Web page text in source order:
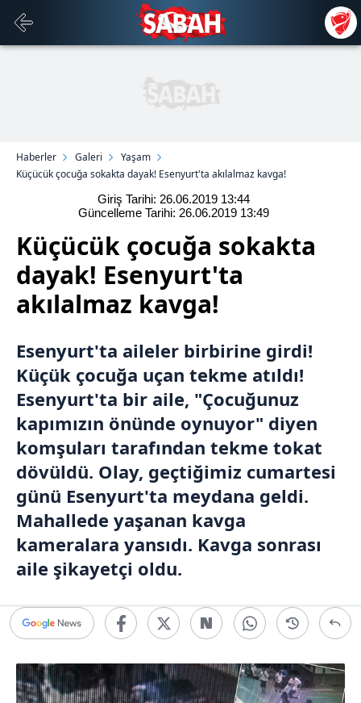
Haberler Galeri
Yaşam
Küçücük çocuğa sokakta dayak! Esenyurt'ta akılalmaz kavga!
Giriş Tarihi: 26.06.2019 13:44
Güncelleme Tarihi: 26.06.2019 13:49
Küçücük çocuğa sokakta
dayak! Esenyurt'ta
akılalmaz kavga!
Esenyurt'ta aileler birbirine girdi!
Küçük çocuğa uçan tekme atıldı!
Esenyurt'ta bir aile, "Çocuğunuz
kapımızın önünde oynuyor" diyen
komşuları tarafından tekme tokat
dövüldü. Olay, geçtiğimiz cumartesi
günü Esenyurt'ta meydana geldi.
Mahallede yaşanan kavga
kameralara yansıdı. Kavga sonrası
aile şikayetçi oldu.